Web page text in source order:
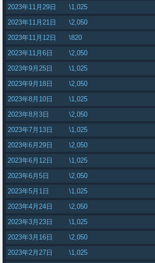
2023年11月29日
\1,025
2023年11月21日
\2,050
2023年11月12日
\820
2023年11月6日
\2,050
2023年9月25日
\1,025
2023年9月18日
\2,050
2023年8月10日
\1,025
2023年8月3日
\2,050
2023年7月13日
\1,025
2023年6月29日
\2,050
2023年6月12日
\1,025
2023年6月5日
\2,050
2023年5月1日
\1,025
2023年4月24日
\2,050
2023年3月23日
\1,025
2023年3月16日
\2,050
2023年2月27日
\1,025